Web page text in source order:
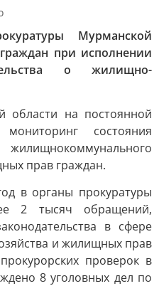
Мурманской
при исполнении
о жилищно-
области на постоянной
состояния
прав граждан.
в органы прокуратуры
2 тысяч обращений,
в сфере
и жилищных прав
проверок в
8 уголовных дел по